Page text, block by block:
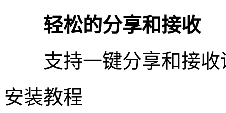
轻松的分享和接收
支持一键分享和接收
安装教程